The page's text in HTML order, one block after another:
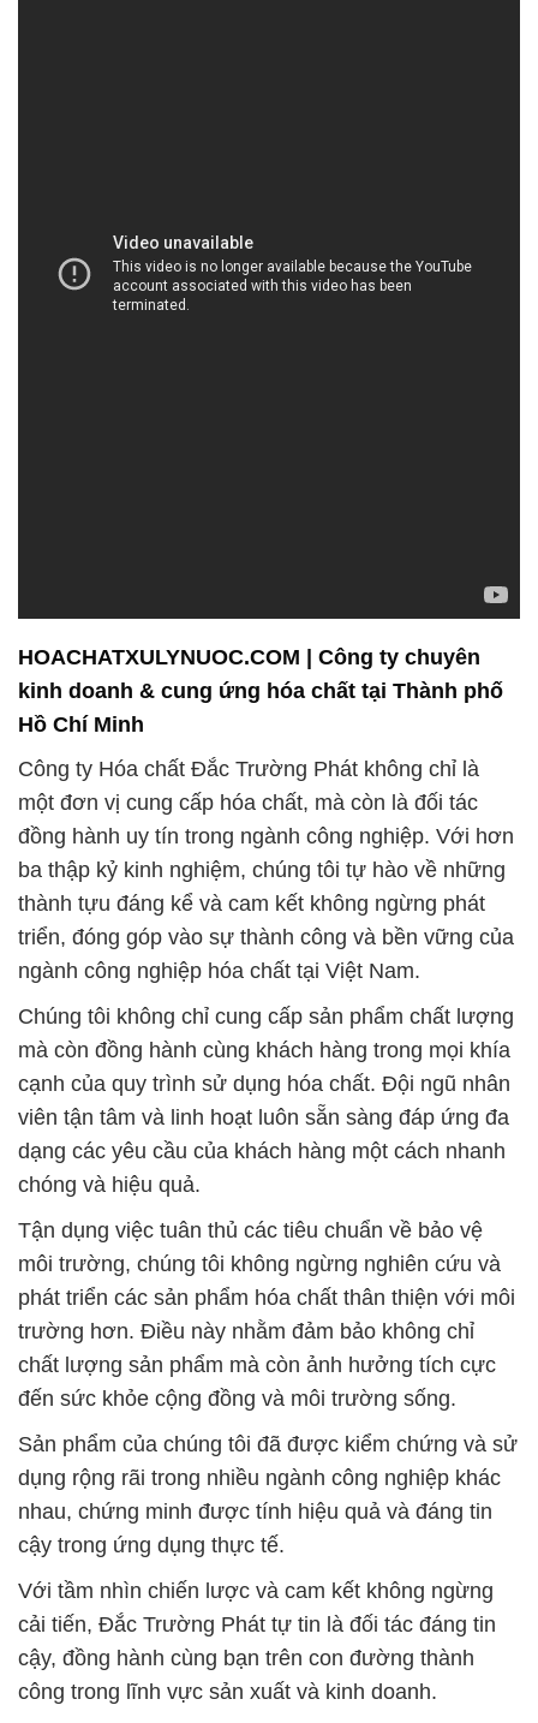
HOACHATXULYNUOC.COM | Công ty chuyên
kinh doanh & cung ứng hóa chất tại Thành phố
Hồ Chí Minh
Công ty Hóa chất Đắc Trường Phát không chỉ là
một đơn vị cung cấp hóa chất, mà còn là đối tác
đồng hành uy tín trong ngành công nghiệp. Với hơn
ba thập kỷ kinh nghiệm, chúng tôi tự hào về những
thành tựu đáng kể và cam kết không ngừng phát
triển, đóng góp vào sự thành công và bền vững của
ngành công nghiệp hóa chất tại Việt Nam.
Chúng tôi không chỉ cung cấp sản phẩm chất lượng
mà còn đồng hành cùng khách hàng trong mọi khía
cạnh của quy trình sử dụng hóa chất. Đội ngũ nhân
viên tận tâm và linh hoạt luôn sẵn sàng đáp ứng đa
dạng các yêu cầu của khách hàng một cách nhanh
chóng và hiệu quả.
Tận dụng việc tuân thủ các tiêu chuẩn về bảo vệ
môi trường, chúng tôi không ngừng nghiên cứu và
phát triển các sản phẩm hóa chất thân thiện với môi
trường hơn. Điều này nhằm đảm bảo không chỉ
chất lượng sản phẩm mà còn ảnh hưởng tích cực
đến sức khỏe cộng đồng và môi trường sống.
Sản phẩm của chúng tôi đã được kiểm chứng và sử
dụng rộng rãi trong nhiều ngành công nghiệp khác
nhau, chứng minh được tính hiệu quả và đáng tin
cậy trong ứng dụng thực tế.
Với tầm nhìn chiến lược và cam kết không ngừng
cải tiến, Đắc Trường Phát tự tin là đối tác đáng tin
cậy, đồng hành cùng bạn trên con đường thành
công trong lĩnh vực sản xuất và kinh doanh.